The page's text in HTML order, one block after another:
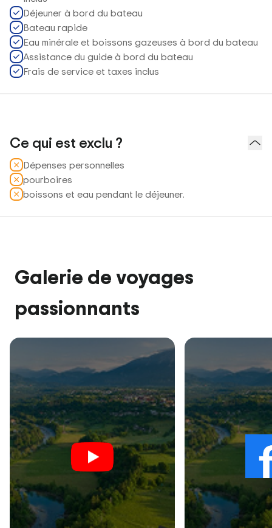
Déjeuner à bord du bateau
Bateau rapide
Eau minérale et boissons gazeuses à bord du bateau
Assistance du guide à bord du bateau
Frais de service et taxes inclus
Ce qui est exclu ?
Dépenses personnelles
pourboires
boissons et eau pendant le déjeuner.
Galerie de voyages
passionnants